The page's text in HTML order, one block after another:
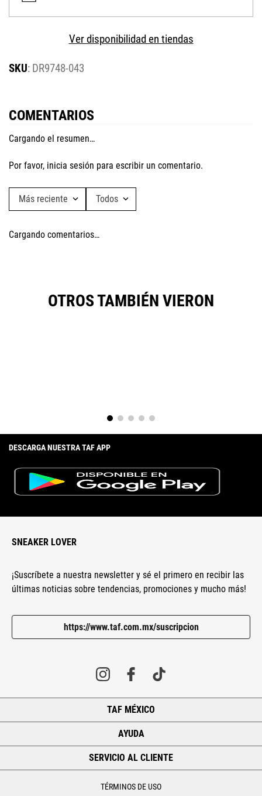
Ver disponibilidad en tiendas
: DR9748-043
COMENTARIOS
Cargando el resumen…
Por favor, inicia sesión para escribir un comentario.
Más reciente Todos
Cargando comentarios…
OTROS TAMBIÉN VIERON
DESCARGA NUESTRA TAF APP
SNEAKER LOVER
¡Suscríbete a nuestra newsletter y sé el primero en recibir las
últimas noticias sobre tendencias, promociones y mucho más!
https://www.taf.com.mx/suscripcion
TAF MÉXICO
AYUDA
SERVICIO AL CLIENTE
TÉRMINOS DE USO